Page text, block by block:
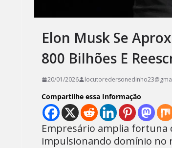
Elon Musk Se
800 Bilhões E
20/01/2026
Compartilhe essa Informação
Empresário amplia fortuna
impulsionando domínio no